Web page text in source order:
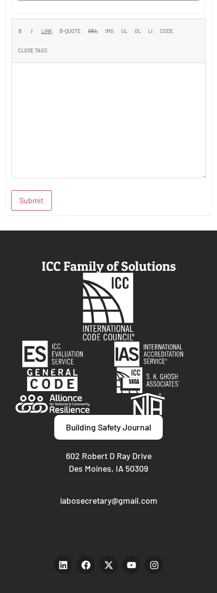
Submit
ICC Family of Solutions
Building Safety Journal
602 Robert D Ray Drive
Des Moines, IA 50309
iabosecretary@gmail.com